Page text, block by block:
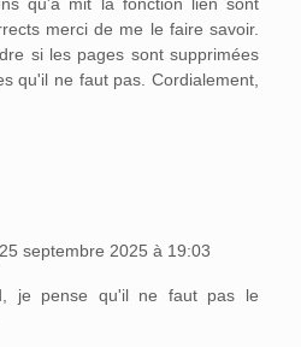
merci de me le faire savoir.
si les pages sont supprimées
qu'il ne faut pas. Cordialement,
25 septembre 2025 à 19:03
je pense qu'il ne faut pas le